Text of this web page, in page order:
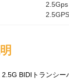
BIDIトランシ